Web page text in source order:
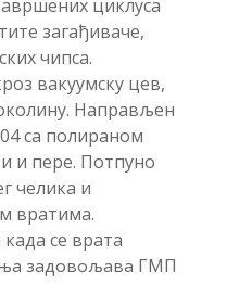
циклуса
загађиваче,
чипса.
вакуумску цев,
Направљен
са полираном
и пере. Потпуно
челика и
вратима.
се врата
задовољава ГМП